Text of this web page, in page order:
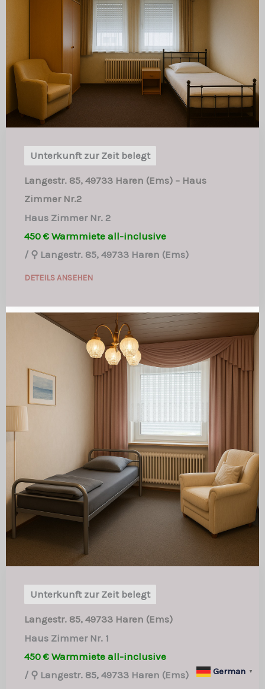
Unterkunft zur Zeit belegt
Langestr. 85, 49733 Haren (Ems) – Haus
Zimmer Nr.2
Haus Zimmer Nr. 2
450 € Warmmiete all-inclusive
/ ⚲ Langestr. 85, 49733 Haren (Ems)
DETEILS ANSEHEN
Unterkunft zur Zeit belegt
Langestr. 85, 49733 Haren (Ems)
Haus Zimmer Nr. 1
450 € Warmmiete all-inclusive
/ ⚲ Langestr. 85, 49733 Haren (Ems) German ▼